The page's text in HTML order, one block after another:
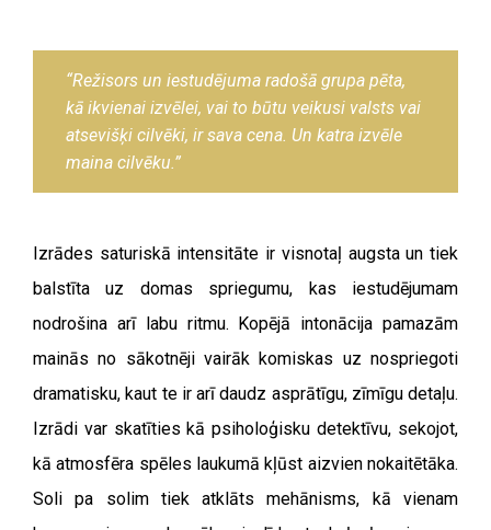
“Režisors un iestudējuma radošā grupa pēta,
kā ikvienai izvēlei, vai to būtu veikusi valsts vai
atsevišķi cilvēki, ir sava cena. Un katra izvēle
maina cilvēku.”
Izrādes saturiskā intensitāte ir visnotaļ augsta un tiek
balstīta uz domas spriegumu, kas iestudējumam
nodrošina arī labu ritmu. Kopējā intonācija pamazām
mainās no sākotnēji vairāk komiskas uz nospriegoti
dramatisku, kaut te ir arī daudz asprātīgu, zīmīgu detaļu.
Izrādi var skatīties kā psiholoģisku detektīvu, sekojot,
kā atmosfēra spēles laukumā kļūst aizvien nokaitētāka.
Soli pa solim tiek atklāts mehānisms, kā vienam